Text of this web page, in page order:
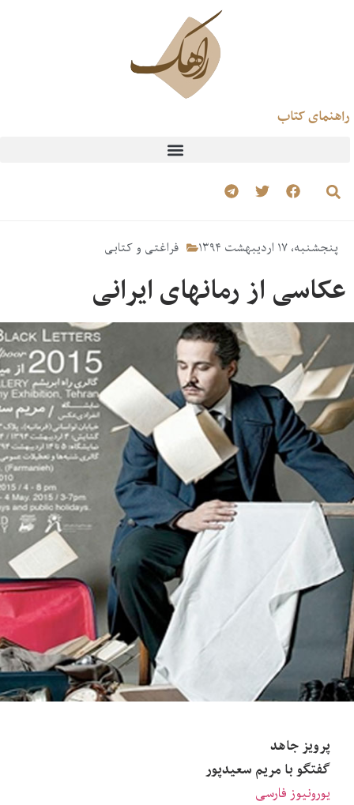
راهنمای کتاب
پنجشنبه، ۱۷ اردیبهشت ۱۳۹۴ فراغتی و کتابی
عکاسی از رمانهای ایرانی
پرویز جاهد
گفتگو با مریم سعیدپور
یورونیوز فارسی